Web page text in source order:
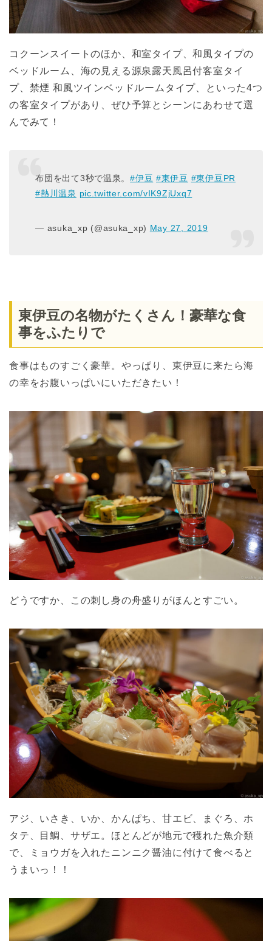
コクーンスイートのほか、和室タイプ、和風タイプの
ベッドルーム、海の見える源泉露天風呂付客室タイ
プ、禁煙 和風ツインベッドルームタイプ、といった4つ
の客室タイプがあり、ぜひ予算とシーンにあわせて選
んでみて！
布団を出て3秒で温泉。#伊豆 #東伊豆 #東伊豆PR
#熱川温泉 pic.twitter.com/vIK9ZjUxq7
— asuka_xp (@asuka_xp) May 27, 2019
東伊豆の名物がたくさん！豪華な食
事をふたりで
食事はものすごく豪華。やっぱり、東伊豆に来たら海
の幸をお腹いっぱいにいただきたい！
どうですか、この刺し身の舟盛りがほんとすごい。
アジ、いさき、いか、かんぱち、甘エビ、まぐろ、ホ
タテ、目鯛、サザエ。ほとんどが地元で穫れた魚介類
で、ミョウガを入れたニンニク醤油に付けて食べると
うまいっ！！